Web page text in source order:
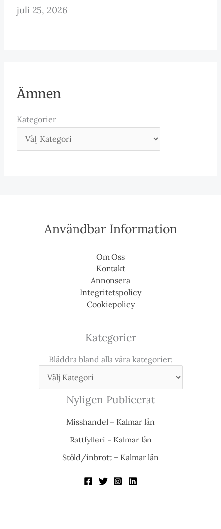
juli 25, 2026
Ämnen
Kategorier
Användbar Information
Om Oss
Kontakt
Annonsera
Integritetspolicy
Cookiepolicy
Kategorier
Bläddra bland alla våra kategorier:
Nyligen Publicerat
Misshandel – Kalmar län
Rattfylleri – Kalmar län
Stöld/inbrott – Kalmar län